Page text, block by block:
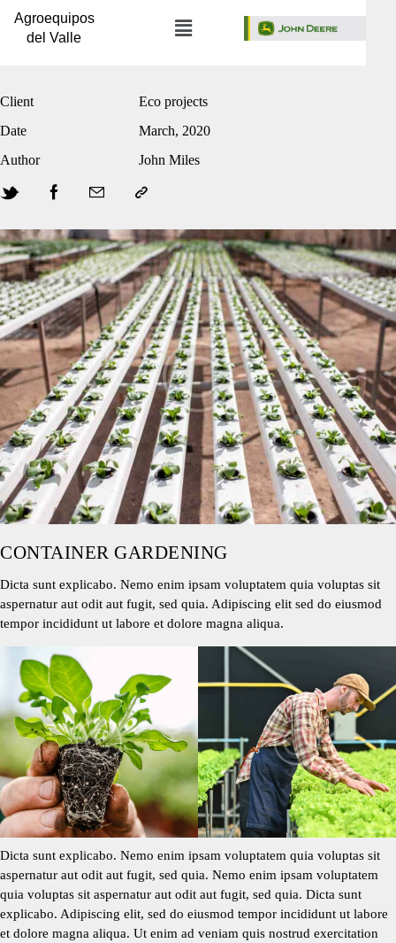
Agroequipos
del Valle
Client
Eco projects
Date
March, 2020
Author
John Miles
CONTAINER GARDENING
Dicta sunt explicabo. Nemo enim ipsam voluptatem quia voluptas sit
aspernatur aut odit aut fugit, sed quia. Adipiscing elit sed do eiusmod
tempor incididunt ut labore et dolore magna aliqua.
Dicta sunt explicabo. Nemo enim ipsam voluptatem quia voluptas sit
aspernatur aut odit aut fugit, sed quia. Nemo enim ipsam voluptatem
quia voluptas sit aspernatur aut odit aut fugit, sed quia. Dicta sunt
explicabo. Adipiscing elit, sed do eiusmod tempor incididunt ut labore
et dolore magna aliqua. Ut enim ad veniam quis nostrud exercitation